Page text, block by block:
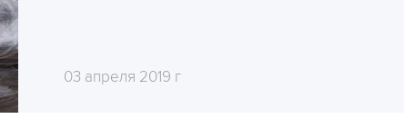
03 апреля 2019 г